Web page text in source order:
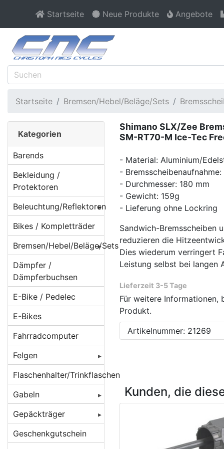
Startseite Neue Produkte Angebote
Startseite Bremsen/Hebel/Beläge/Sets
Shimano SLX/Zee
SM-RT70-M Ice-Tec
- Material: Aluminium/
-
- Durchmesser: 180 mm
- Gewicht: 159g
- Lieferung ohne Lockring
Sandwich-Bremsscheiben
reduzieren die
Dies wiederum verringert
Leistung selbst bei langen
Lieferzeit 3-5 Tage
Für weitere Informationen,
Produkt.
Artikelnummer: 21269
Kunden, die
Kategorien
Barends
Bekleidung /
Protektoren
Beleuchtung/Reflektoren
Beleuchtung für
Batteriebetrieb
Beleuchtung für
Dynamobetrieb
Beleuchtung für
E-Bikes/ Pedelec
Lampenhalter /
Rücklichthalter
Lichtkabel /
Stecker /
Verbinder
Reflektoren /
Reflex-Sticker
Seitenläufer-
Dynamos
Bikes / Kompletträder
Bremsen/Hebel/Beläge/Sets
BMX Bremsen
Bremsbeläge
Beläge für
Brakes
Beläge für
Felgenbremsen
Beläge für
Caliper/Zange
Beläge für
Scheibenbremsen
Bremsen
Bremsenzubehör/Ersatzteile
Bremshebel
Bremsscheiben/Rotoren
Crossbremsen
Rennradbremsen
/ Zangenbremsen
Scheibenbremsadapter
Scheibenbremsen
Dämpfer /
Dämpferbuchsen
E-Bike / Pedelec
E-Bikes
Fahrradcomputer
Felgen
Felgen 16 Zoll
Felgen 20 Zoll
Felgen 22 Zoll
Felgen 24 Zoll
Flaschenhalter/Trinkflaschen
Gabeln
Federgabeln
DT Swiss
Starrgabeln
Gepäckträger
Gepäckträger
hinten
Geschenkgutschein